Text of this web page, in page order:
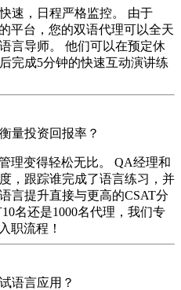
速，日程严格监控。 由于
平台，您的双语代理可以全天
言导师。 他们可以在预定休
完成5分钟的快速互动演讲练
量投资回报率？
理变得轻松无比。 QA经理和
，跟踪谁完成了语言练习，并
言提升直接与更高的CSAT分
名还是1000名代理，我们专
职流程！
语言应用？